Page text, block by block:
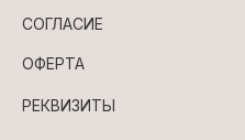
СОГЛАСИЕ
ОФЕРТА
РЕКВИЗИТЫ